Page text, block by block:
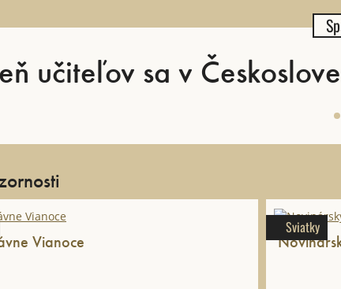
učiteľov sa v
Vianoce
Sviatky